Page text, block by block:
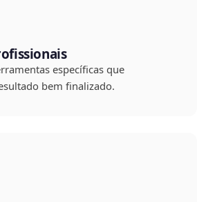
específicas que
bem finalizado.